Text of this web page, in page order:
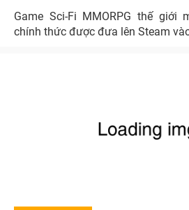
Game Sci-Fi MMORPG thế giới mở Project
chính thức được đưa lên Steam